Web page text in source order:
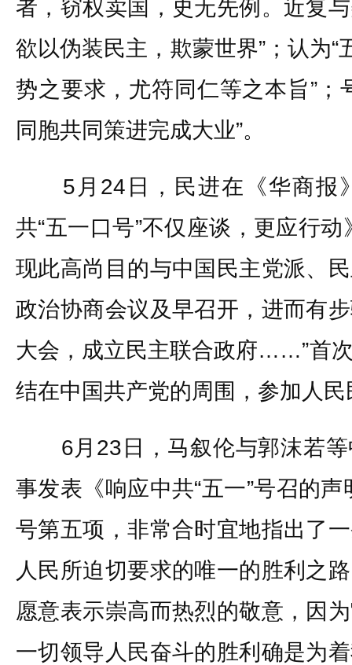
者，窃权卖国，史无先例。近复
欲以伪装民主，欺蒙世界”；认为“
势之要求，尤符同仁等之本旨”；
同胞共同策进完成大业”。
5月24日，民进在《华商报
共“五一口号”不仅座谈，更应行
现此高尚目的与中国民主党派、
政治协商会议及早召开，进而有
大会，成立民主联合政府……”首
结在中国共产党的周围，参加人
6月23日，马叙伦与郭沫若等
事发表《响应中共“五一”号召的
号第五项，非常合时宜地指出了
人民所迫切要求的唯一的胜利之
愿意表示崇高而热烈的敬意，因
一切领导人民奋斗的胜利确是为